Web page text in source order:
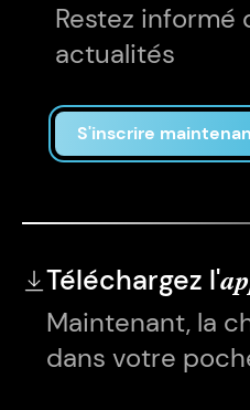
Restez informé
actualités
S'inscrire
Téléchargez l'
Maintenant, la
dans votre